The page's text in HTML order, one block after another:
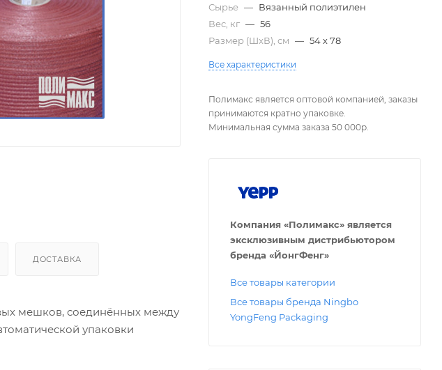
ДОСТАВКА
мешков, соединённых между
упаковки
Сырье — Вязанный полиэтилен
Вес, кг — 56
Размер (ШxВ), см — 54 х 78
Все характеристики
Полимакс является оптовой компанией, заказы
принимаются кратно упаковке.
Минимальная сумма заказа 50 000р.
Компания «Полимакс» является
эксклюзивным дистрибьютором
бренда «ЙонгФенг»
Все товары категории
Все товары бренда Ningbo
YongFeng Packaging